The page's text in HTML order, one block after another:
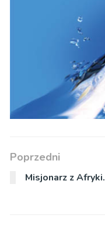
Poprzedni
Misjonarz z